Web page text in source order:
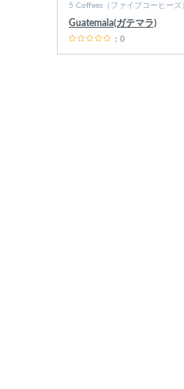
5 Coffees（ファイブコーヒーズ
Guatemala(ガテマラ)
：0
各条件
さい。お
スに該